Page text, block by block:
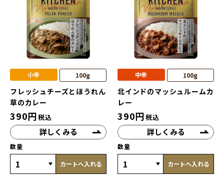
小辛 100g
フレッシュチーズとほうれん
草のカレー
390円税込
詳しくみる
数量
カートへ入れる
中辛 100g
北インドのマッシュルームカ
レー
390円税込
詳しくみる
数量
カートへ入れる